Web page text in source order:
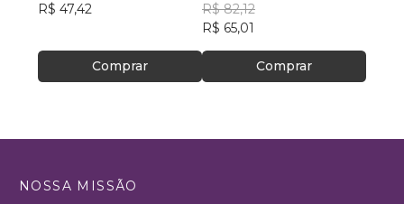
R$ 47,42
Comprar
R$ 82,12
R$ 65,01
Comprar
NOSSA MISSÃO